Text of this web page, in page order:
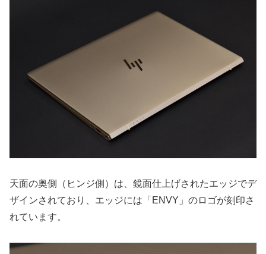
天面の奥側（ヒンジ側）は、鏡面仕上げされたエッジでデ
ザインされており、エッジには「ENVY」のロゴが刻印さ
れています。